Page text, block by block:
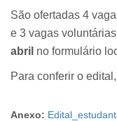
São ofertadas 4
e 3 vagas
abril no formulário
Para conferir o edital,
Anexo: